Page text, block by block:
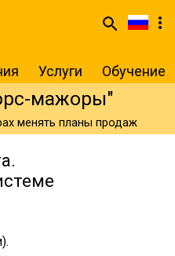
Услуги Обучение
мажоры"
менять планы продаж